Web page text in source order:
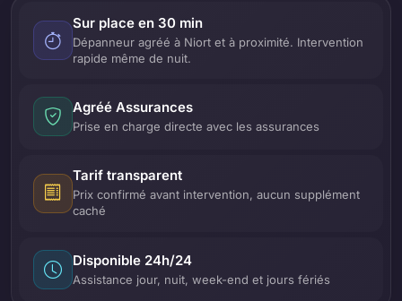
Sur place en 30 min
Dépanneur agréé à Niort et à proximité. Intervention
rapide même de nuit.
Agréé Assurances
Prise en charge directe avec les assurances
Tarif transparent
Prix confirmé avant intervention, aucun supplément
caché
Disponible 24h/24
Assistance jour, nuit, week-end et jours fériés